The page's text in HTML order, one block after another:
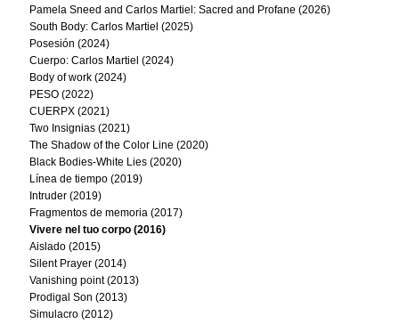
Pamela Sneed and Carlos Martiel: Sacred and Profane (2026)
South Body: Carlos Martiel (2025)
Posesión (2024)
Cuerpo: Carlos Martiel (2024)
Body of work (2024)
PESO (2022)
CUERPX (2021)
Two Insignias (2021)
The Shadow of the Color Line (2020)
Black Bodies-White Lies (2020)
Línea de tiempo (2019)
Intruder (2019)
Fragmentos de memoria (2017)
Vivere nel tuo corpo (2016)
Aislado (2015)
Silent Prayer (2014)
Vanishing point (2013)
Prodigal Son (2013)
Simulacro (2012)